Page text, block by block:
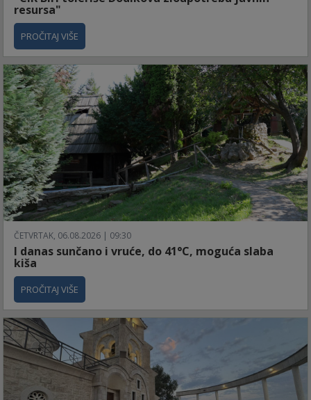
resursa"
PROČITAJ VIŠE
ČETVRTAK, 06.08.2026 | 09:30
I danas sunčano i vruće, do 41°C, moguća slaba
kiša
PROČITAJ VIŠE